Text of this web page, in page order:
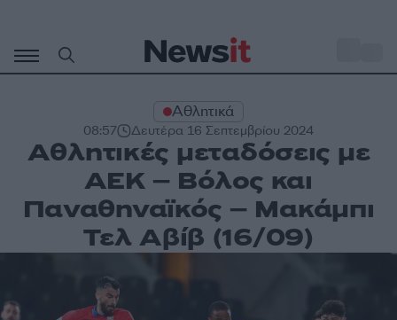
περιεχόμενο
Αθλητικά
08:57 Δευτέρα 16 Σεπτεμβρίου 2024
Αθλητικές μεταδόσεις με
ΑΕΚ – Βόλος και
Παναθηναϊκός – Μακάμπι
Τελ Αβίβ (16/09)